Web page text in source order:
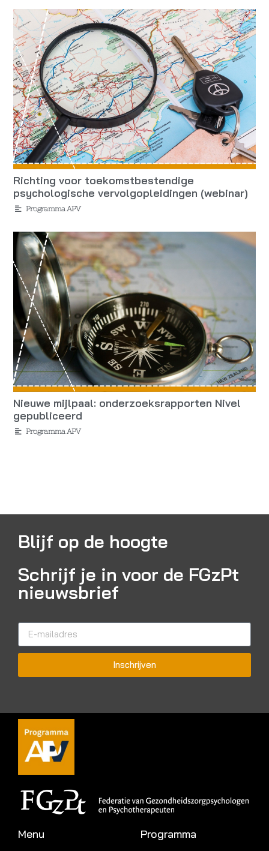
Richting voor toekomstbestendige
psychologische vervolgopleidingen (webinar)
Programma APV
Nieuwe mijlpaal: onderzoeksrapporten Nivel
gepubliceerd
Programma APV
Blijf op de hoogte
Schrijf je in voor de FGzPt
nieuwsbrief
Inschrijven
Menu Programma